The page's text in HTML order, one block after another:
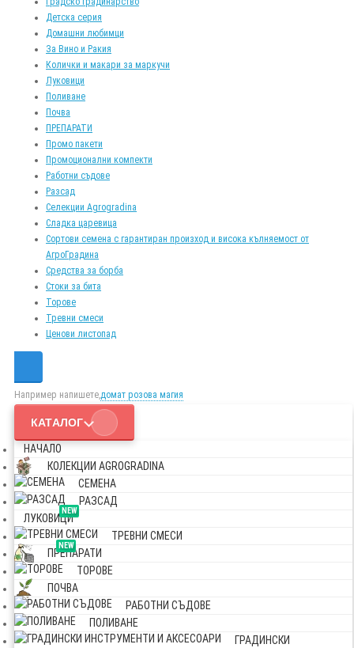
Детска серия
Домашни любимци
За Вино и Ракия
Колички и макари за маркучи
Луковици
Поливане
Почва
ПРЕПАРАТИ
Промо пакети
Промоционални компекти
Работни съдове
Разсад
Селекции Agrogradina
Сладка царевица
Сортови семена с гарантиран произход и висока кълняемост от
АгроГрадина
Средства за борба
Стоки за бита
Торове
Тревни смеси
Ценови листопад
Например напишете,домат розова магия
КАТАЛОГ
НАЧАЛО
КОЛЕКЦИИ AGROGRADINA
СЕМЕНА
РАЗСАД
NEW
ЛУКОВИЦИ
ТРЕВНИ СМЕСИ
NEW
ПРЕПАРАТИ
ТОРОВЕ
ПОЧВА
РАБОТНИ СЪДОВЕ
ПОЛИВАНЕ
ГРАДИНСКИ